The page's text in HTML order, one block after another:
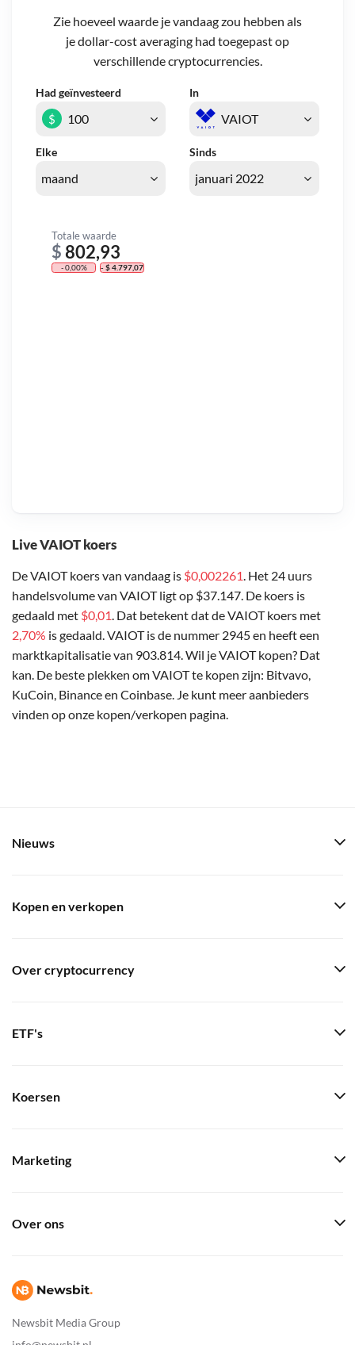
Live VAIOT koers
De VAIOT koers van vandaag is $0,002261. Het 24 uurs
handelsvolume van VAIOT ligt op $37.147. De koers is
gedaald met $0,01. Dat betekent dat de VAIOT koers met
2,70% is gedaald. VAIOT is de nummer 2945 en heeft een
marktkapitalisatie van 903.814. Wil je VAIOT kopen? Dat
kan. De beste plekken om VAIOT te kopen zijn: Bitvavo,
KuCoin, Binance en Coinbase. Je kunt meer aanbieders
vinden op onze kopen/verkopen pagina.
Zie hoeveel waarde je vandaag zou hebben als
je dollar-cost averaging had toegepast op
verschillende cryptocurrencies.
Had geïnvesteerd In
Elke Sinds
$
Totale waarde
$ 802,93
- 0,00% - $ 4.797,07
Newsbit Media Group
Nieuws
Kopen en verkopen
Over cryptocurrency
ETF's
Koersen
Marketing
Over ons